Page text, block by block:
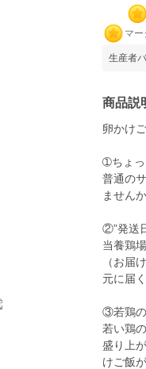
マー
生産者
商品説
卵かけ
➀ちょっ
普通の
ません
②”発送
当養鶏
（お届
元に届
③若鶏の
若い鶏
盛り上
けご飯